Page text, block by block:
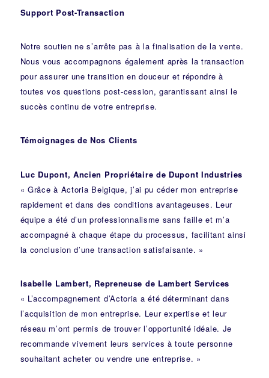
Support Post-Transaction
Notre soutien ne s’arrête pas à la finalisation de la vente.
Nous vous accompagnons également après la transaction
pour assurer une transition en douceur et répondre à
toutes vos questions post-cession, garantissant ainsi le
succès continu de votre entreprise.
Témoignages de Nos Clients
Luc Dupont, Ancien Propriétaire de Dupont Industries
« Grâce à Actoria Belgique, j’ai pu céder mon entreprise
rapidement et dans des conditions avantageuses. Leur
équipe a été d’un professionnalisme sans faille et m’a
accompagné à chaque étape du processus, facilitant ainsi
la conclusion d’une transaction satisfaisante. »
Isabelle Lambert, Repreneuse de Lambert Services
« L’accompagnement d’Actoria a été déterminant dans
l’acquisition de mon entreprise. Leur expertise et leur
réseau m’ont permis de trouver l’opportunité idéale. Je
recommande vivement leurs services à toute personne
souhaitant acheter ou vendre une entreprise. »